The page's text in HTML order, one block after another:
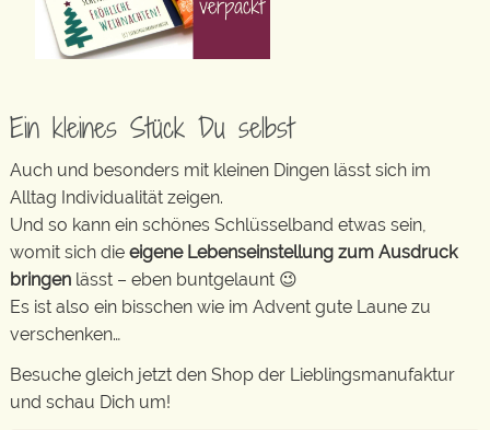
Ein kleines Stück Du selbst
Auch und besonders mit kleinen Dingen lässt sich im
Alltag Individualität zeigen.
Und so kann ein schönes Schlüsselband etwas sein,
womit sich die eigene Lebenseinstellung zum Ausdruck
bringen lässt – eben buntgelaunt 😉
Es ist also ein bisschen wie im Advent gute Laune zu
verschenken…
Besuche gleich jetzt den Shop der Lieblingsmanufaktur
und schau Dich um!